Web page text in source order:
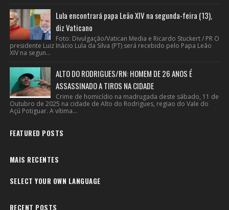
Lula encontrará papa Leão XIV na segunda-feira (13),
diz Vaticano
Foto: Divulgação/Vatican Media e Ricardo Stuckert / PR O
presidente Luiz Inácio Lula da Silva (PT) será recebido pelo Papa Leão
XIV na segun...
ALTO DO RODRIGUES/RN: HOMEM DE 26 ANOS É
ASSASSINADO A TIROS NA CIDADE
Crime de homicídio na madrugada deste sábado, 11 de
Outubro de 2025 na cidade de Alto do Rodrigues, regiao do Vale do
Açú Potiguar. A vítima...
FEATURED POSTS
MAIS RECENTES
SELECT YOUR OWN LANGUAGE
RECENT POSTS